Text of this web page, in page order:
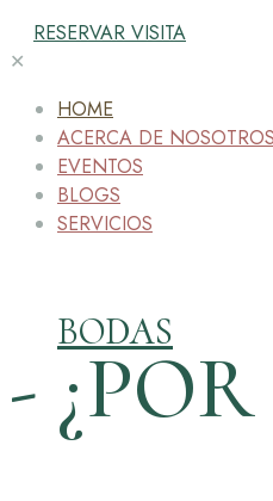
BODAS
RESERVAR VISITA
✕
HOME
ACERCA DE NOSOTROS
EVENTOS
BLOGS
SERVICIOS
-